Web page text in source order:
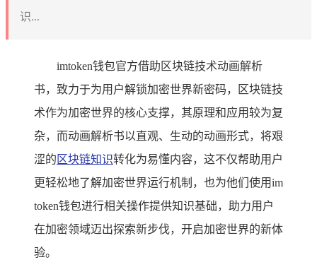
识...
imtoken钱包官方借助区块链技术动画解析
书，致力于为用户解锁加密世界新密码，区块链技
术作为加密世界的核心支撑，其原理和应用较为复
杂，而动画解析书以直观、生动的动画形式，将艰
涩的 区块链知识转化为易懂内容，这不仅帮助用户
更轻松地了解加密世界运行机制，也为他们使用im
token钱包进行相关操作提供知识基础，助力用户
在加密领域迈出探索新步伐，开启加密世界的新体
验。